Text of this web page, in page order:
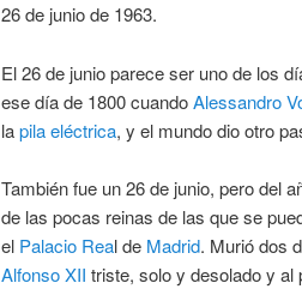
26 de junio de 1963.
El 26 de junio parece ser uno de los
ese día de 1800 cuandoAlessandro
lapila eléctrica, y el mundo dio otro
También fue un 26 de junio, pero del
de las pocas reinas de las que se
el Palacio Real de Madrid. Murió dos
Alfonso XII triste, solo y desolado y al